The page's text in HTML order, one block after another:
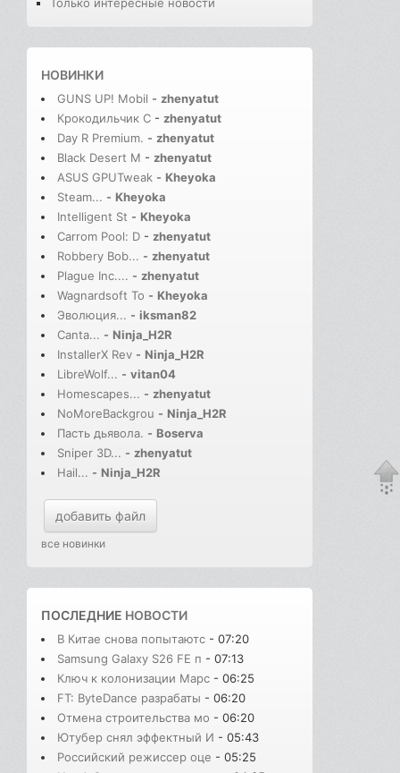
Только интересные новости
НОВИНКИ
GUNS UP! Mobil - zhenyatut
Крокодильчик С - zhenyatut
Day R Premium. - zhenyatut
Black Desert M - zhenyatut
ASUS GPUTweak - Kheyoka
Steam... - Kheyoka
Intelligent St - Kheyoka
Carrom Pool: D - zhenyatut
Robbery Bob... - zhenyatut
Plague Inc.... - zhenyatut
Wagnardsoft To - Kheyoka
Эволюция... - iksman82
Canta... - Ninja_H2R
InstallerX Rev - Ninja_H2R
LibreWolf... - vitan04
Homescapes... - zhenyatut
NoMoreBackgrou - Ninja_H2R
Пасть дьявола. - Boserva
Sniper 3D... - zhenyatut
Hail... - Ninja_H2R
добавить файл
все новинки
ПОСЛЕДНИЕ НОВОСТИ
В Китае снова попытаютс - 07:20
Samsung Galaxy S26 FE п - 07:13
Ключ к колонизации Марс - 06:25
FT: ByteDance разрабаты - 06:20
Отмена строительства мо - 06:20
Ютубер снял эффектный И - 05:43
Российский режиссер оце - 05:25